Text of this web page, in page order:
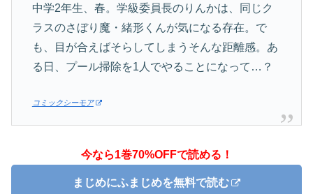
中学2年生、春。学級委員長のりんかは、同じク
ラスのさぼり魔・緒形くんが気になる存在。で
も、目が合えばそらしてしまうそんな距離感。あ
る日、プール掃除を1人でやることになって…？
コミックシーモア
今なら1巻70%OFFで読める！
まじめにふまじめを無料で読む